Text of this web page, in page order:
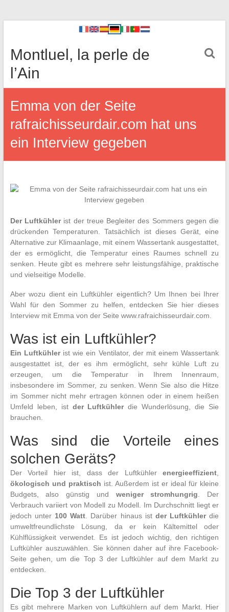
Montluel, la perle de
l’Ain
Emma von der Seite
rafraichisseurdair.com hat uns
ein Interview gegeben
Der Luftkühlerist der treue Begleiter des Sommers gegen die
drückenden Temperaturen. Tatsächlich ist dieses Gerät, eine
Alternative zur Klimaanlage, mit einem Wassertank ausgestattet,
der es ermöglicht, die Temperatur eines Raumes schnell zu
senken. Heute gibt es mehrere sehr leistungsfähige, praktische
und vielseitige Modelle.
Aber wozu dient ein Luftkühler eigentlich? Um Ihnen bei Ihrer
Wahl für den Sommer zu helfen, entdecken Sie hier dieses
Interview mit Emma von der Seite www.rafraichisseurdair.com.
Was ist ein Luftkühler?
Ein Luftkühlerist wie ein Ventilator, der mit einem Wassertank
ausgestattet ist, der es ihm ermöglicht, sehr kühle Luft zu
erzeugen, um die Temperatur in Ihrem Innenraum,
insbesondere im Sommer, zu senken. Wenn Sie also die Hitze
im Sommer nicht mehr ertragen können oder in einem heißen
Umfeld leben, ist der Luftkühlerdie Wunderlösung, die Sie
brauchen.
Was sind die Vorteile eines
solchen Geräts?
Der Vorteil hier ist, dass der Luftkühlerenergieeffizient
ökologisch und praktisch ist. Außerdem ist er ideal für kleine
Budgets, also günstig und weniger stromhungrig . Der
Verbrauch variiert von Modell zu Modell. Im Durchschnitt liegt er
jedoch unter 100 Watt . Darüber hinaus ist der Luftkühlerdie
umweltfreundlichste Lösung, da er kein Kältemittel oder
Kühlflüssigkeit verwendet. Es ist jedoch wichtig, den richtigen
Luftkühler auszuwählen. Sie können daher auf ihre Facebook-
Seite gehen, um die Top 3 der Luftkühler auf dem Markt zu
entdecken.
Die Top 3 der Luftkühler
Es gibt mehrere Marken von Luftkühlern auf dem Markt. Hier